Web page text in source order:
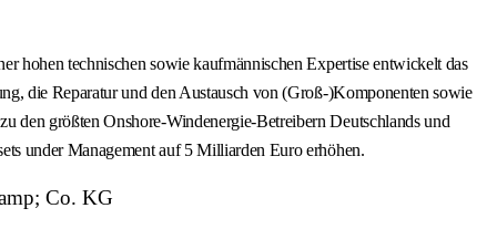
hohen technischen sowie kaufmännischen Expertise entwickelt das
die Reparatur und den Austausch von (Groß-)Komponenten sowie
den größten Onshore-Windenergie-Betreibern Deutschlands und
under Management auf 5 Milliarden Euro erhöhen.
Co. KG